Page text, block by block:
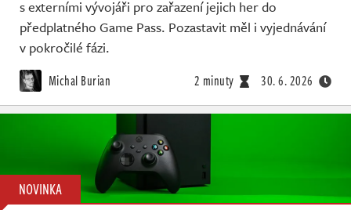
s externími vývojáři pro zařazení jejich her do
předplatného Game Pass. Pozastavit měl i vyjednávání
v pokročilé fázi.
Michal Burian 2 minuty 30. 6. 2026
NOVINKA